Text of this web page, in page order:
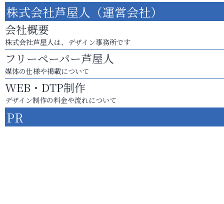
株式会社芦屋人（運営会社）
会社概要
株式会社芦屋人は、デザイン事務所です
フリーペーパー芦屋人
媒体の仕様や掲載について
WEB・DTP制作
デザイン制作の料金や流れについて
PR